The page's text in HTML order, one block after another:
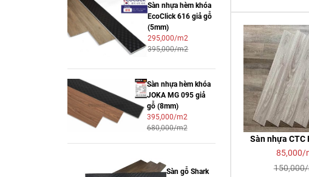
Sàn nhựa hèm khóa
EcoClick 616 giả gỗ
(5mm)
295,000/m2
395,000/m2
Sàn nhựa hèm khóa
JOKA MG 095 giả
gỗ (8mm)
395,000/m2
680,000/m2
Sàn gỗ Shark
Sàn nhựa CTC
85,000/